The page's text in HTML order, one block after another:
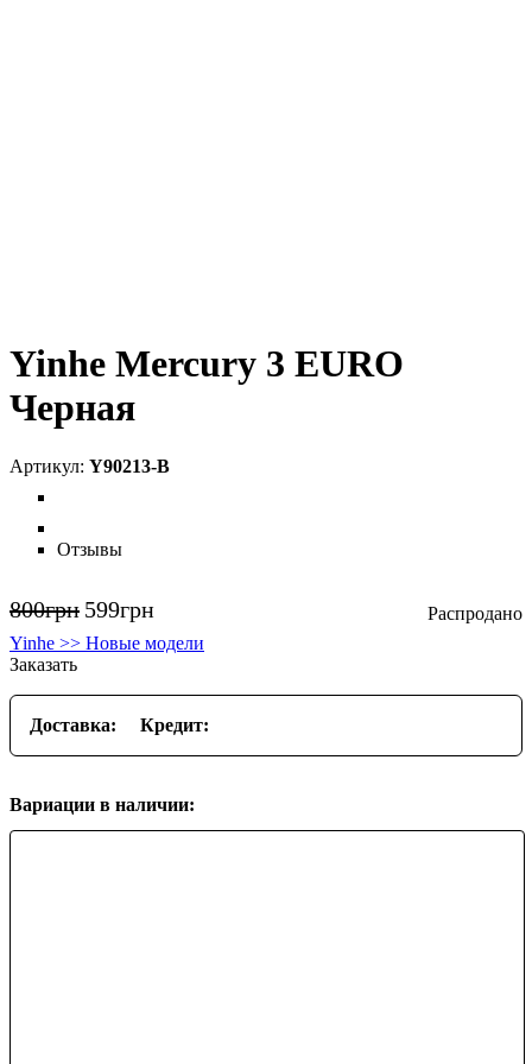
Yinhe Mercury 3 EURO
Черная
Y90213-B
Отзывы
800грн 599грн
Yinhe >> Новые модели
Заказать
Доставка: Кредит:
Вариации в наличии: